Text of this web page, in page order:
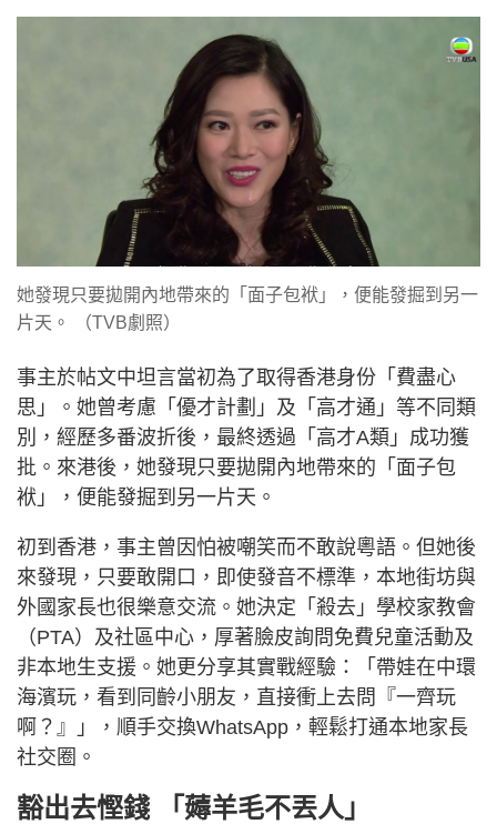
她發現只要拋開內地帶來的「面子包袱」，便能發掘到另一
片天。 （TVB劇照）
事主於帖文中坦言當初為了取得香港身份「費盡心
思」。她曾考慮「優才計劃」及「高才通」等不同類
別，經歷多番波折後，最終透過「高才A類」成功獲
批。來港後，她發現只要拋開內地帶來的「面子包
袱」，便能發掘到另一片天。
初到香港，事主曾因怕被嘲笑而不敢說粵語。但她後
來發現，只要敢開口，即使發音不標準，本地街坊與
外國家長也很樂意交流。她決定「殺去」學校家教會
（PTA）及社區中心，厚著臉皮詢問免費兒童活動及
非本地生支援。她更分享其實戰經驗：「帶娃在中環
海濱玩，看到同齡小朋友，直接衝上去問『一齊玩
啊？』」，順手交換WhatsApp，輕鬆打通本地家長
社交圈。
豁出去慳錢 「薅羊毛不丟人」